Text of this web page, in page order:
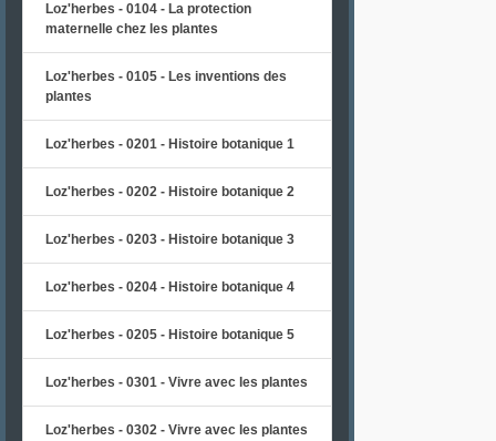
Loz'herbes - 0104 - La protection
maternelle chez les plantes
Loz'herbes - 0105 - Les inventions des
plantes
Loz'herbes - 0201 - Histoire botanique 1
Loz'herbes - 0202 - Histoire botanique 2
Loz'herbes - 0203 - Histoire botanique 3
Loz'herbes - 0204 - Histoire botanique 4
Loz'herbes - 0205 - Histoire botanique 5
Loz'herbes - 0301 - Vivre avec les plantes
Loz'herbes - 0302 - Vivre avec les plantes